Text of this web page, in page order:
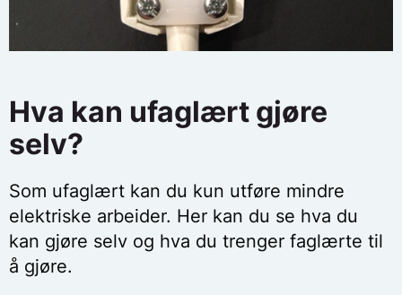
Hva kan ufaglært gjøre
selv?
Som ufaglært kan du kun utføre mindre
elektriske arbeider. Her kan du se hva du
kan gjøre selv og hva du trenger faglærte til
å gjøre.